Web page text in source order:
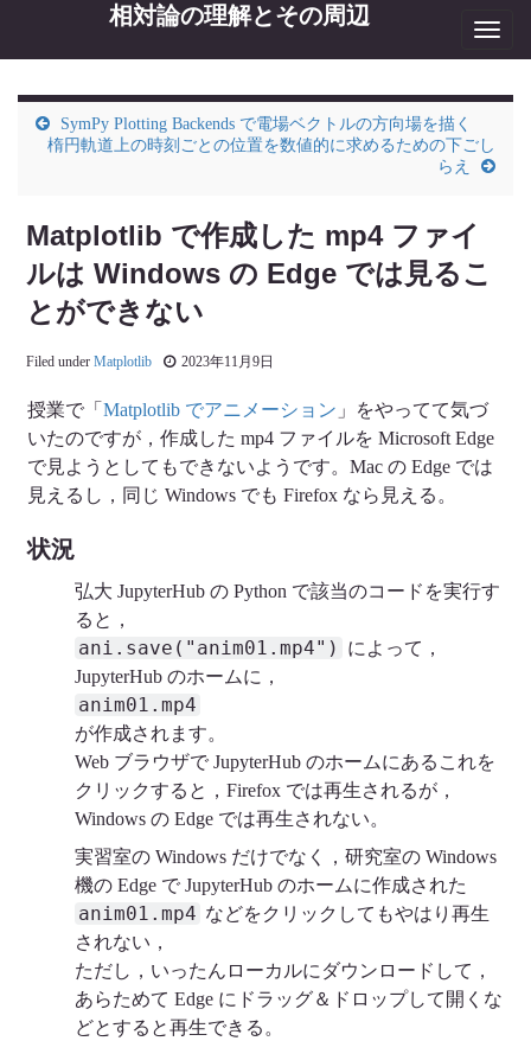
相対論の理解とその周辺
SymPy Plotting Backends で電場ベクトルの方向場を描く
楕円軌道上の時刻ごとの位置を数値的に求めるための下ごし
らえ
Matplotlib で作成した mp4 ファイ
ルは Windows の Edge では見るこ
とができない
Filed underMatplotlib 2023年11月9日
授業で「 Matplotlib でアニメーション 」をやってて気づ
いたのですが，作成した mp4 ファイルを Microsoft Edge
で見ようとしてもできないようです。Mac の Edge では
見えるし，同じ Windows でも Firefox なら見える。
状況
弘大 JupyterHub の Python で該当のコードを実行す
ると，
ani.save("anim01.mp4")
によって，
JupyterHub のホームに，
anim01.mp4
が作成されます。
Web ブラウザで JupyterHub のホームにあるこれを
クリックすると，Firefox では再生されるが，
Windows の Edge では再生されない。
実習室の Windows だけでなく，研究室の Windows
機の Edge で JupyterHub のホームに作成された
anim01.mp4 などをクリックしてもやはり再生
されない，
ただし，いったんローカルにダウンロードして，
あらためて Edge にドラッグ＆ドロップして開くな
どとすると再生できる。